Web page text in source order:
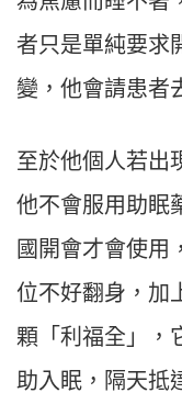
者只是單純要求
變，他會請患者
至於他個人若出
他不會服用助眠
國開會才會使用
位不好翻身，加
顆「利福全」，
助入眠，隔天抵